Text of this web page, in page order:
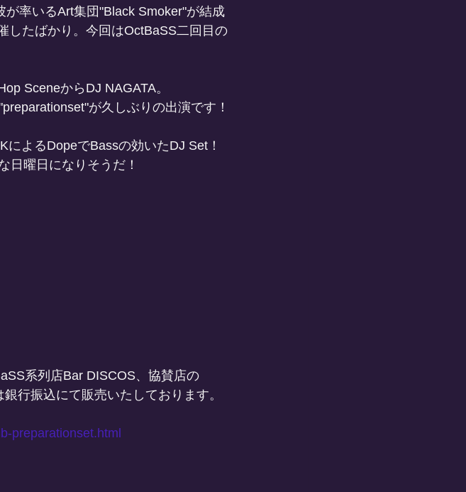
率いるArt集団"Black Smoker"が結成
したばかり。今回はOctBaSS二回目の
SceneからDJ NAGATA。
が久しぶりの出演です！
よるDopeでBassの効いたDJ Set！
日曜日になりそうだ！
系列店Bar DISCOS、協賛店の
行振込にて販売いたしております。
preparationset.html